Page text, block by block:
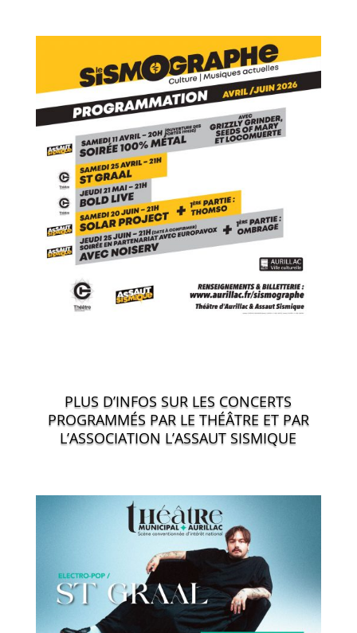
PLUS D’INFOS SUR LES CONCERTS
PROGRAMMÉS PAR LE THÉÂTRE ET PAR
L’ASSOCIATION L’ASSAUT SISMIQUE